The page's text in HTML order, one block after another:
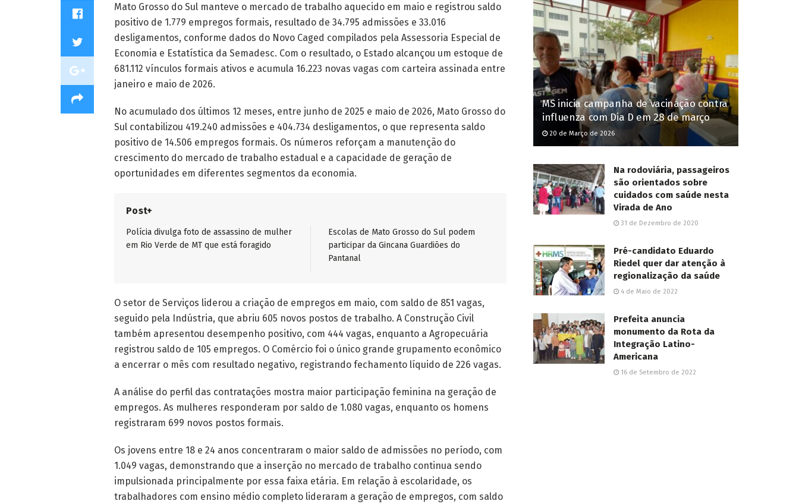
Mato Grosso do Sul manteve o mercado de trabalho aquecido em maio e registrou saldo
positivo de 1.779 empregos formais, resultado de 34.795 admissões e 33.016
desligamentos, conforme dados do Novo Caged compilados pela Assessoria Especial de
Economia e Estatística da Semadesc. Com o resultado, o Estado alcançou um estoque de
681.112 vínculos formais ativos e acumula 16.223 novas vagas com carteira assinada entre
janeiro e maio de 2026.
No acumulado dos últimos 12 meses, entre junho de 2025 e maio de 2026, Mato Grosso do
Sul contabilizou 419.240 admissões e 404.734 desligamentos, o que representa saldo
positivo de 14.506 empregos formais. Os números reforçam a manutenção do
crescimento do mercado de trabalho estadual e a capacidade de geração de
oportunidades em diferentes segmentos da economia.
Post+
Polícia divulga foto de assassino de mulher
em Rio Verde de MT que está foragido
Escolas de Mato Grosso do Sul podem
participar da Gincana Guardiões do
Pantanal
O setor de Serviços liderou a criação de empregos em maio, com saldo de 851 vagas,
seguido pela Indústria, que abriu 605 novos postos de trabalho. A Construção Civil
também apresentou desempenho positivo, com 444 vagas, enquanto a Agropecuária
registrou saldo de 105 empregos. O Comércio foi o único grande grupamento econômico
a encerrar o mês com resultado negativo, registrando fechamento líquido de 226 vagas.
A análise do perfil das contratações mostra maior participação feminina na geração de
empregos. As mulheres responderam por saldo de 1.080 vagas, enquanto os homens
registraram 699 novos postos formais.
Os jovens entre 18 e 24 anos concentraram o maior saldo de admissões no período, com
1.049 vagas, demonstrando que a inserção no mercado de trabalho continua sendo
impulsionada principalmente por essa faixa etária. Em relação à escolaridade, os
trabalhadores com ensino médio completo lideraram a geração de empregos, com saldo
MS inicia campanha de vacinação contra
influenza com Dia D em 28 de março
20 de Março de 2026
Na rodoviária, passageiros
são orientados sobre
cuidados com saúde nesta
Virada de Ano
31 de Dezembro de 2020
Pré-candidato Eduardo
Riedel quer dar atenção à
regionalização da saúde
4 de Maio de 2022
Prefeita anuncia
monumento da Rota da
Integração Latino-
Americana
16 de Setembro de 2022